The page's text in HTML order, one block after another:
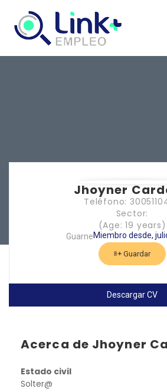
Jhoyner
Teléfono:
Sector:
(Age: 19 years)
GuarneMiembro desde,
Guardar
Descargar CV
Acerca de Jhoyner
Estado civil
Solter@